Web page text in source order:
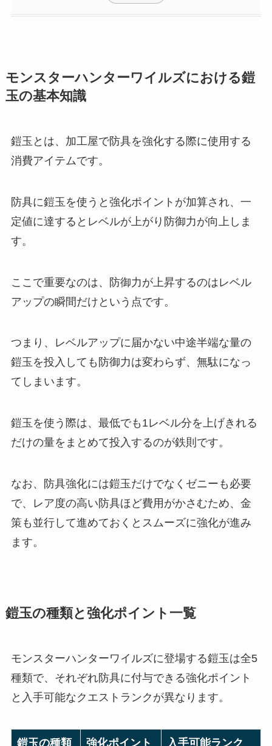
モンスターハンターワイルズにおける鎧
玉の基本知識
鎧玉とは、加工屋で防具を強化する際に使用する
消費アイテムです。
防具に鎧玉を使うと強化ポイントが加算され、一
定値に達するとレベルが上がり防御力が向上しま
す。
ここで重要なのは、防御力が上昇するのはレベル
アップの瞬間だけという点です。
つまり、レベルアップに届かない中途半端な量の
鎧玉を投入しても防御力は変わらず、無駄になっ
てしまいます。
鎧玉を使う際は、最低でも1レベル分を上げきれる
だけの量をまとめて投入するのが鉄則です。
なお、防具強化には鎧玉だけでなくゼニーも必要
で、レア度の高い防具ほど費用がかさむため、金
策も並行して進めておくとスムーズに強化が進み
ます。
鎧玉の種類と強化ポイント一覧
モンスターハンターワイルズに登場する鎧玉は全5
種類で、それぞれ防具に付与できる強化ポイント
と入手可能なクエストランクが異なります。
鎧玉の種類 強化ポイント 入手可能ランク